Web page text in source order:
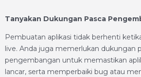
Tanyakan Dukungan Pasca
Pembuatan aplikasi tidak berhenti
live. Anda juga memerlukan dukungan
pengembangan untuk memastikan
lancar, serta memperbaiki bug atau